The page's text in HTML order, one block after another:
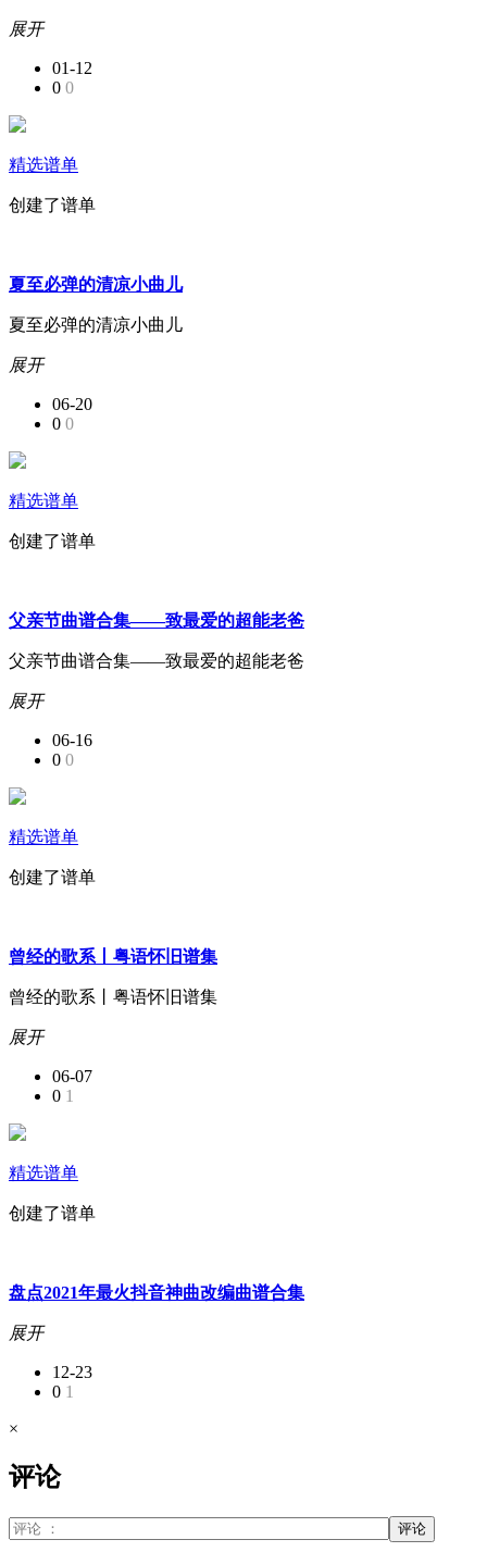
展开
01-12
0 0
精选谱单
创建了谱单
夏至必弹的清凉小曲儿
夏至必弹的清凉小曲儿
展开
06-20
0 0
精选谱单
创建了谱单
父亲节曲谱合集——致最爱的超能老爸
父亲节曲谱合集——致最爱的超能老爸
展开
06-16
0 0
精选谱单
创建了谱单
曾经的歌系丨粤语怀旧谱集
曾经的歌系丨粤语怀旧谱集
展开
06-07
0 1
精选谱单
创建了谱单
盘点2021年最火抖音神曲改编曲谱合集
展开
12-23
0 1
×
评论
评论